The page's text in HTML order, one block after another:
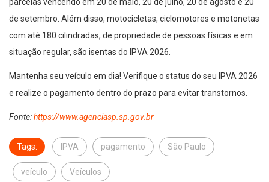
de setembro. Além disso, motocicletas, ciclomotores e motonetas
com até 180 cilindradas, de propriedade de pessoas físicas e em
situação regular, são isentas do IPVA 2026.
Mantenha seu veículo em dia! Verifique o status do seu IPVA 2026
e realize o pagamento dentro do prazo para evitar transtornos.
Fonte:https://www.agenciasp.sp.gov.br
Tags: IPVA pagamento São Paulo
veículo Veículos